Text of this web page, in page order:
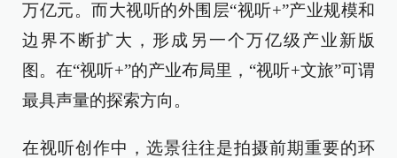
万亿元。而大视听的外围层“视听+”产业规模和
边界不断扩大，形成另一个万亿级产业新版
图。在“视听+”的产业布局里，“视听+文旅”可谓
最具声量的探索方向。
在视听创作中，选景往往是拍摄前期重要的环